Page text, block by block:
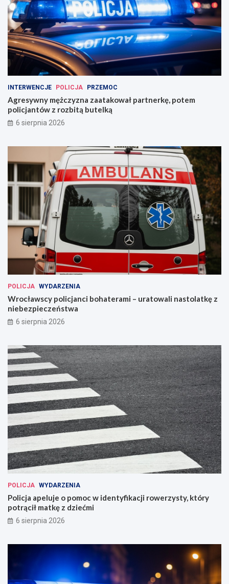
INTERWENCJE POLICJA PRZEMOC
Agresywny mężczyzna zaatakował partnerkę, potem
policjantów z rozbitą butelką
6 sierpnia 2026
POLICJA WYDARZENIA
Wrocławscy policjanci bohaterami – uratowali nastolatkę z
niebezpieczeństwa
6 sierpnia 2026
POLICJA WYDARZENIA
Policja apeluje o pomoc w identyfikacji rowerzysty, który
potrącił matkę z dziećmi
6 sierpnia 2026